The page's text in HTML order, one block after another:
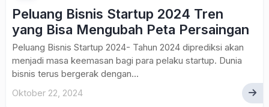
Peluang Bisnis Startup 2024 Tren
yang Bisa Mengubah Peta Persaingan
Peluang Bisnis Startup 2024- Tahun 2024 diprediksi akan
menjadi masa keemasan bagi para pelaku startup. Dunia
bisnis terus bergerak dengan...
Oktober 22, 2024